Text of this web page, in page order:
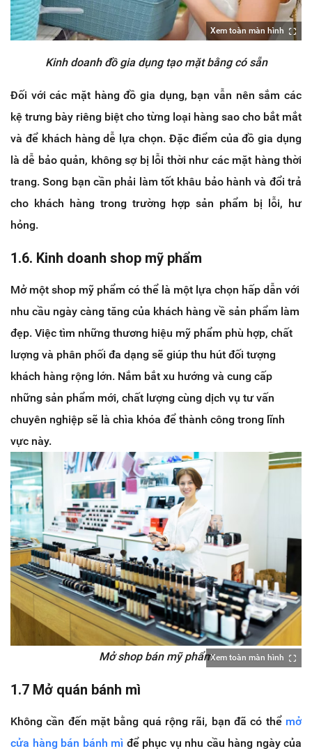
Xem toàn màn hình
Kinh doanh đồ gia dụng tạo mặt bằng có sẵn
Đối với các mặt hàng đồ gia dụng, bạn vẫn nên sắm các
kệ trưng bày riêng biệt cho từng loại hàng sao cho bắt mắt
và để khách hàng dễ lựa chọn. Đặc điểm của đồ gia dụng
là dễ bảo quản, không sợ bị lỗi thời như các mặt hàng thời
trang. Song bạn cần phải làm tốt khâu bảo hành và đổi trả
cho khách hàng trong trường hợp sản phẩm bị lỗi, hư
hỏng.
1.6. Kinh doanh shop mỹ phẩm
Mở một shop mỹ phẩm có thể là một lựa chọn hấp dẫn với
nhu cầu ngày càng tăng của khách hàng về sản phẩm làm
đẹp. Việc tìm những thương hiệu mỹ phẩm phù hợp, chất
lượng và phân phối đa dạng sẽ giúp thu hút đối tượng
khách hàng rộng lớn. Nắm bắt xu hướng và cung cấp
những sản phẩm mới, chất lượng cùng dịch vụ tư vấn
chuyên nghiệp sẽ là chìa khóa để thành công trong lĩnh
vực này.
Xem toàn màn hình
Mở shop bán mỹ phẩm
1.7 Mở quán bánh mì
Không cần đến mặt bằng quá rộng rãi, bạn đã có thể mở
cửa hàng bán bánh mì để phục vụ nhu cầu hàng ngày của